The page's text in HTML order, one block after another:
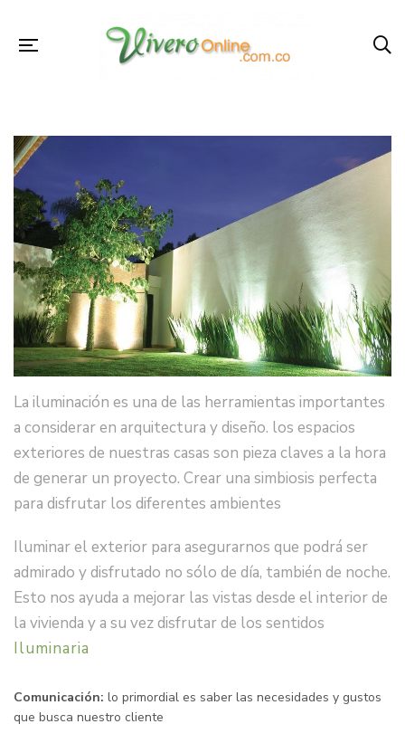
La iluminación es una de las herramientas importantes
a considerar en arquitectura y diseño. los espacios
exteriores de nuestras casas son pieza claves a la hora
de generar un proyecto. Crear una simbiosis perfecta
para disfrutar los diferentes ambientes
Iluminar el exterior para asegurarnos que podrá ser
admirado y disfrutado no sólo de día, también de noche.
Esto nos ayuda a mejorar las vistas desde el interior de
la vivienda y a su vezdisfrutar de los sentidos
Iluminaria
Comunicación: lo primordial es saber las necesidades y gustos
que busca nuestro cliente